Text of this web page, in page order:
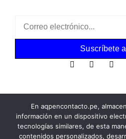
Suscríbete
Copyright 2023:
En aqpencontacto.pe,
información en un dispositivo
tecnologías similares, de esta
contenidos personalizados,